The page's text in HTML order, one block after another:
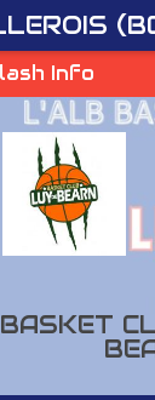
Info
BASKET